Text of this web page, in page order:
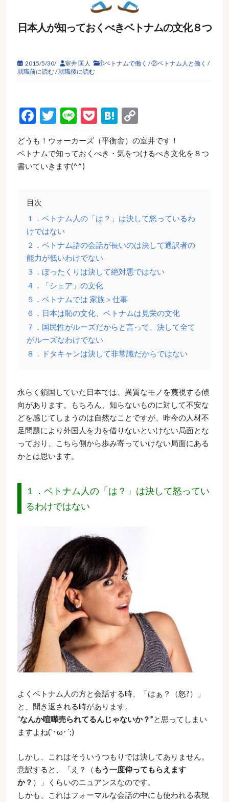
日本人が知っておくべきベトナムの文化８つ
2015/5/30/ 室井 匡人 ①ベトナムで働く /②ベトナム人と働く /
就職前に読む/就職後に読む
Facebook
Twitter
LinePocketHatena
Copy
Link
どうも！ウォーカーズ（平衡舎）の室井です！
ベトナムで知っておくべき・気をつけるべき文化を８つ
書いていきます(^^)
目次
１．ベトナム人の「は？」は決して怒っているわ
けではない
２．ベトナム語の会話が長いのは決して通訳者の
能力が低いわけでない
３．ぼったくりは決して絶対悪ではない
４．「シェア」の文化
５．ベトナムでは 家族＞仕事
６．日本は恥の文化、ベトナムは見栄の文化
７．国民性がルーズだからと言って、決して全て
がルーズなわけでない
８．ドタキャンは決して非常識だからではない
永らく鎖国していた日本では、異質なモノを蔑視する傾
向があります。もちろん、知らないものに対して不安な
どを感じてしまうのは自然なことですが、昨今の人材不
足問題により外国人を力を借りないといけない局面とな
っており、こちら側から歩み寄っていけない局面にある
かとは思います。
１．ベトナム人の「は？」は決して怒ってい
るわけではない
よくベトナム人の方と会話する時、「はぁ？（怒?）」
と、聞き返される時があります。
”なんか喧嘩売られてるんじゃないか？”と思ってしまい
ますよね(`･ω･´;)
しかし、これはそういうつもりでは決してありません。
意訳すると、「え？（ もう一度仰ってもらえます
か？ ）」くらいのニュアンスなのです。
しかも、これはフォーマルな会話の中にも使われる表現